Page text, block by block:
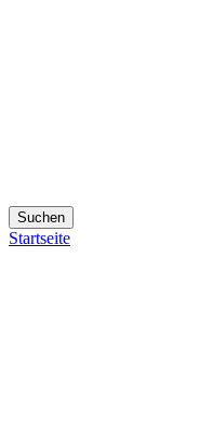
Suchen
Startseite